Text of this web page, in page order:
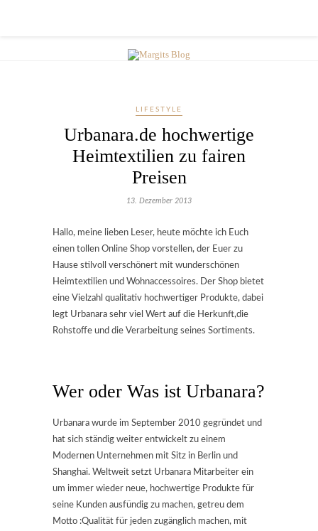
LIFESTYLE
Urbanara.de hochwertige
Heimtextilien zu fairen
Preisen
13. Dezember 2013
Hallo, meine lieben Leser, heute möchte ich Euch
einen tollen Online Shop vorstellen, der Euer zu
Hause stilvoll verschönert mit wunderschönen
Heimtextilien und Wohnaccessoires. Der Shop bietet
eine Vielzahl qualitativ hochwertiger Produkte, dabei
legt Urbanara sehr viel Wert auf die Herkunft,die
Rohstoffe und die Verarbeitung seines Sortiments.
Wer oder Was ist Urbanara?
Urbanara wurde im September 2010 gegründet und
hat sich ständig weiter entwickelt zu einem
Modernen Unternehmen mit Sitz in Berlin und
Shanghai. Weltweit setzt Urbanara Mitarbeiter ein
um immer wieder neue, hochwertige Produkte für
seine Kunden ausfündig zu machen, getreu dem
Motto :Qualität für jeden zugänglich machen, mit